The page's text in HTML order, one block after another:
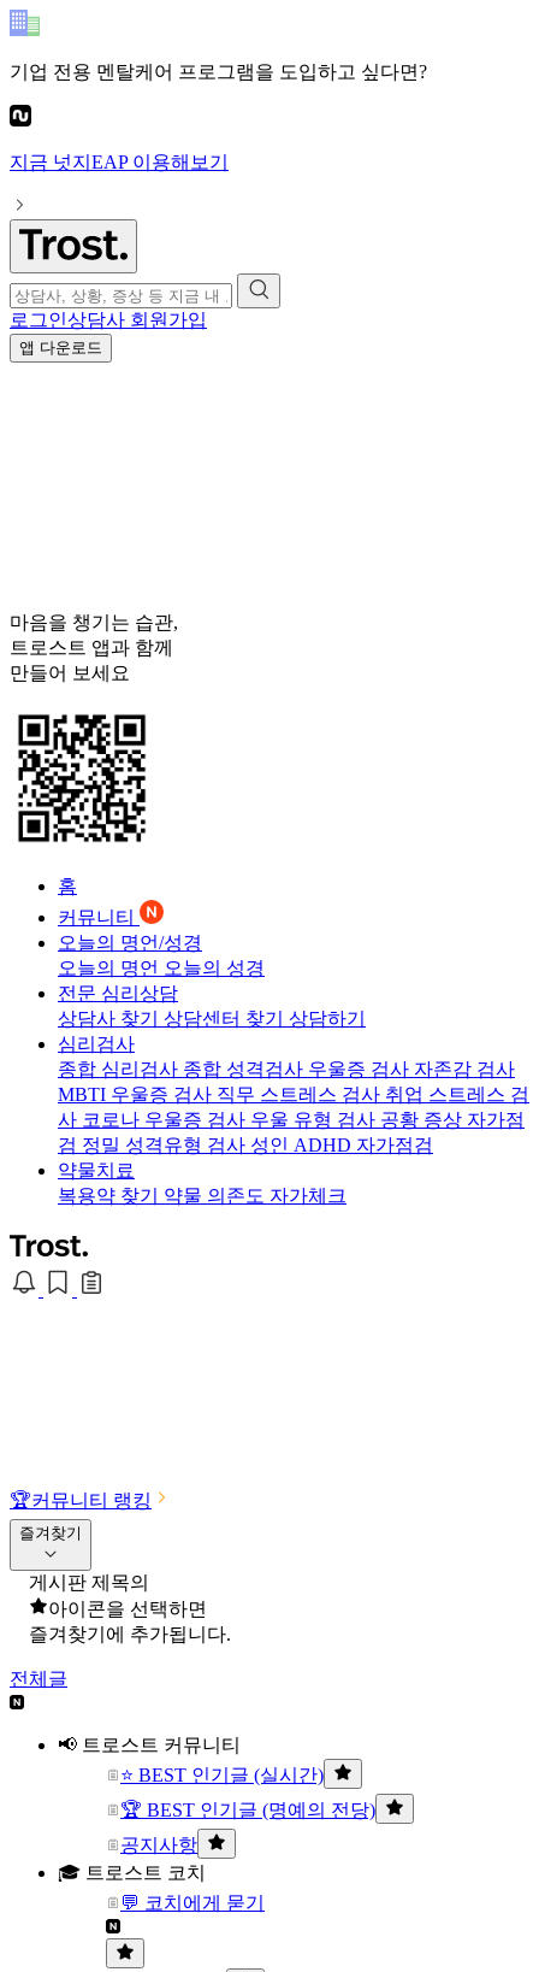
기업 전용 멘탈케어 프로그램을 도입하고 싶다면?
지금 넛지EAP이용해보기
로그인상담사 회원가입
앱 다운로드
마음을 챙기는 습관,
트로스트 앱과 함께
만들어 보세요
홈
커뮤니티
오늘의 명언/성경
오늘의 명언 오늘의 성경
전문 심리상담
상담사 찾기 상담센터 찾기 상담하기
심리검사
종합 심리검사 종합 성격검사 우울증 검사 자존감 검사
MBTI 우울증 검사 직무 스트레스 검사 취업 스트레스 검
사 코로나 우울증 검사 우울 유형 검사 공황 증상 자가점
검 정밀 성격유형 검사 성인 ADHD 자가점검
약물치료
복용약 찾기 약물 의존도 자가체크
🏆커뮤니티 랭킹
즐겨찾기
게시판 제목의
아이콘을 선택하면
즐겨찾기에 추가됩니다.
전체글
📢 트로스트 커뮤니티
⭐ BEST 인기글 (실시간)
🏆 BEST 인기글 (명예의 전당)
공지사항
🎓 트로스트 코치
💬 코치에게 묻기